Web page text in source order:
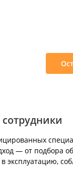
— от подбора
эксплуатацию,